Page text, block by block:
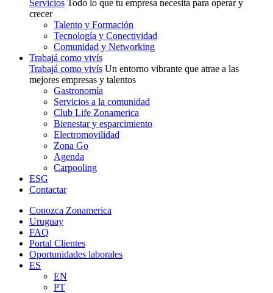
Servicios Todo lo que tu empresa necesita para operar y
crecer
Talento y Formación
Tecnología y Conectividad
Comunidad y Networking
Trabajá como vivís
Trabajá como vivís Un entorno vibrante que atrae a las
mejores empresas y talentos
Gastronomía
Servicios a la comunidad
Club Life Zonamerica
Bienestar y esparcimiento
Electromovilidad
Zona Go
Agenda
Carpooling
ESG
Contactar
Conozca Zonamerica
Uruguay
FAQ
Portal Clientes
Oportunidades laborales
ES
EN
PT